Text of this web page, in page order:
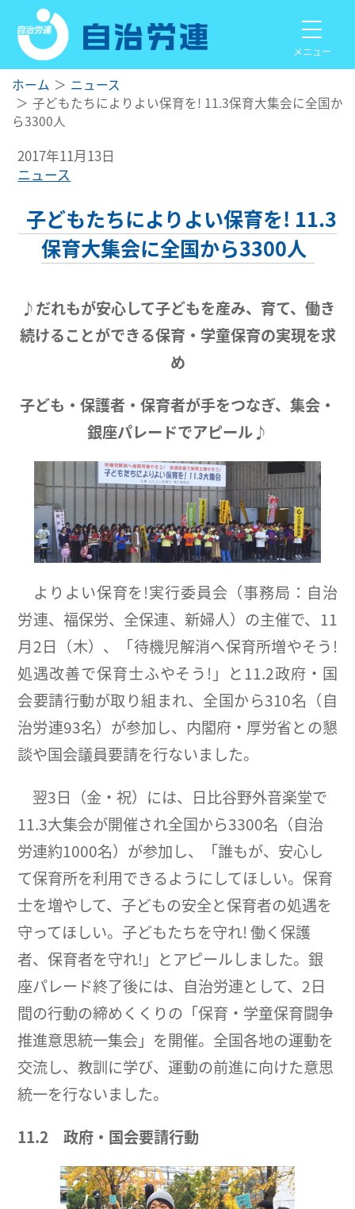
メニュー
ホーム
ニュース
子どもたちによりよい保育を! 11.3保育大集会に全国か
ら3300人
2017年11月13日
ニュース
子どもたちによりよい保育を! 11.3
保育大集会に全国から3300人
♪だれもが安心して子どもを産み、育て、働き
続けることができる保育・学童保育の実現を求
め
子ども・保護者・保育者が手をつなぎ、集会・
銀座パレードでアピール♪
よりよい保育を!実行委員会（事務局：自治
労連、福保労、全保連、新婦人）の主催で、11
月2日（木）、「待機児解消へ保育所増やそう!
処遇改善で保育士ふやそう!」と11.2政府・国
会要請行動が取り組まれ、全国から310名（自
治労連93名）が参加し、内閣府・厚労省との懇
談や国会議員要請を行ないました。
翌3日（金・祝）には、日比谷野外音楽堂で
11.3大集会が開催され全国から3300名（自治
労連約1000名）が参加し、「誰もが、安心し
て保育所を利用できるようにしてほしい。保育
士を増やして、子どもの安全と保育者の処遇を
守ってほしい。子どもたちを守れ! 働く保護
者、保育者を守れ!」とアピールしました。銀
座パレード終了後には、自治労連として、2日
間の行動の締めくくりの「保育・学童保育闘争
推進意思統一集会」を開催。全国各地の運動を
交流し、教訓に学び、運動の前進に向けた意思
統一を行ないました。
11.2 政府・国会要請行動